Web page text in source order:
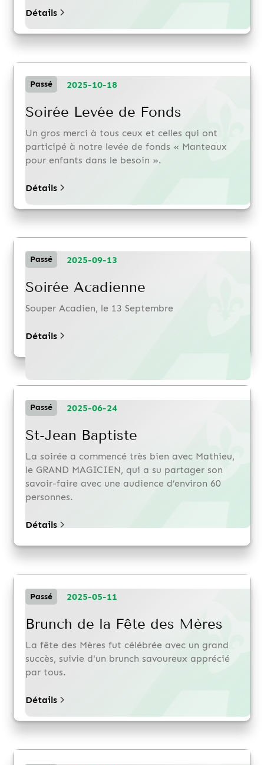
Détails
Passé 2025-10-18
Soirée Levée de Fonds
Un gros merci à tous ceux et celles qui ont
participé à notre levée de fonds « Manteaux
pour enfants dans le besoin ».
Détails
Passé 2025-09-13
Soirée Acadienne
Souper Acadien, le 13 Septembre
Détails
Passé 2025-06-24
St-Jean Baptiste
La soirée a commencé très bien avec Mathieu,
le GRAND MAGICIEN, qui a su partager son
savoir-faire avec une audience d’environ 60
personnes.
Détails
Passé 2025-05-11
Brunch de la Fête des Mères
La fête des Mères fut célébrée avec un grand
succès, suivie d'un brunch savoureux apprécié
par tous.
Détails